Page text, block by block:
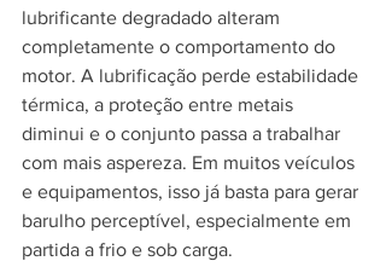
lubrificante degradado alteram
completamente o comportamento do
motor. A lubrificação perde estabilidade
térmica, a proteção entre metais
diminui e o conjunto passa a trabalhar
com mais aspereza. Em muitos veículos
e equipamentos, isso já basta para gerar
barulho perceptível, especialmente em
partida a frio e sob carga.